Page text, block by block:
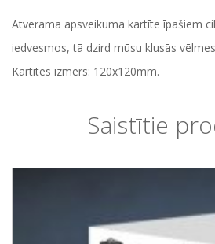
Atverama apsveikuma kartīte īpašiem
iedvesmos, tā dzird mūsu klusās
Kartītes izmērs: 120x120mm.
Saistītie